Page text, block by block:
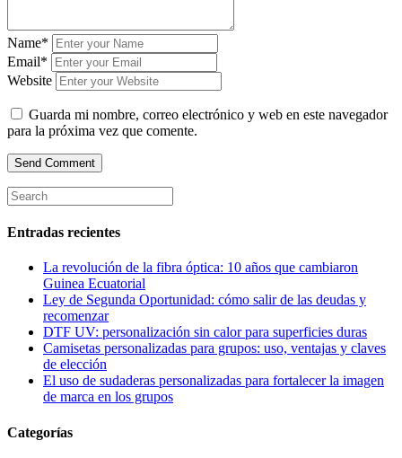
Name*
Email*
Website
Guarda mi nombre, correo electrónico y web en este navegador
para la próxima vez que comente.
Entradas recientes
La revolución de la fibra óptica: 10 años que cambiaron
Guinea Ecuatorial
Ley de Segunda Oportunidad: cómo salir de las deudas y
recomenzar
DTF UV: personalización sin calor para superficies duras
Camisetas personalizadas para grupos: uso, ventajas y claves
de elección
El uso de sudaderas personalizadas para fortalecer la imagen
de marca en los grupos
Categorías